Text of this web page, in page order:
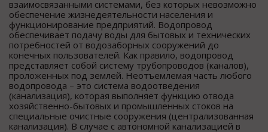
взаимосвязанными системами, без которых невозможно
обеспечение жизнедеятельности населения и
функционирование предприятий. Водопровод
обеспечивает подачу воды для бытовых и технических
потребностей от водозаборных сооружений до
конечных пользователей. Как правило, водопровод
представляет собой систему трубопроводов (каналов),
проложенных под землей. Неотъемлемая часть любого
водопровода – это система водоотведения
(канализация), которая выполняет функцию отвода
хозяйственно-бытовых и промышленных стоков на
специальные очистные сооружения (централизованная
канализация). В случае с автономной канализацией в